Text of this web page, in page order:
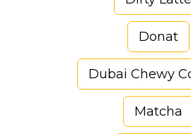
Donat
Dubai Chewy
Matcha